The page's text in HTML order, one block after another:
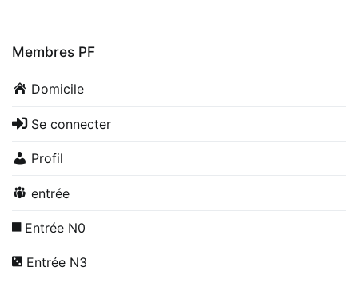
Membres PF
Domicile
Se connecter
Profil
entrée
Entrée N0
Entrée N3